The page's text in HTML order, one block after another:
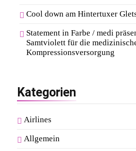
Cool down am Hintertuxer
Statement in Farbe / medi
Samtviolett für die
Kompressionsversorgung
Kategorien
Airlines
Allgemein